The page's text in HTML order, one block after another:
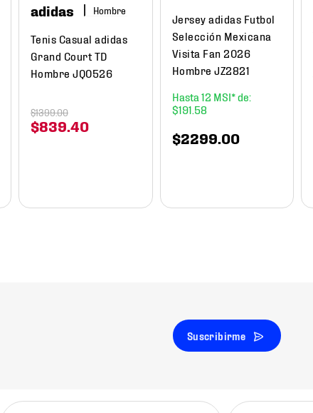
adidas Hombre
Tenis Casual adidas
Grand Court TD
Hombre JQ0526
$839 40
$1399.00
Jersey adidas Futbol
Selección Mexicana
Visita Fan 2026
Hombre JZ2821
12
$191 58
$2299 00
Suscribirme